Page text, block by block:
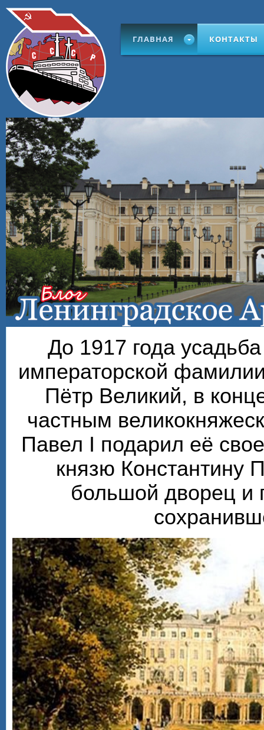
ГЛАВНАЯ КОНТАКТЫ
До 1917 года
императорской
Пётр Великий, в
частным
Павел I подарил её
князю Константину
большой дворец и